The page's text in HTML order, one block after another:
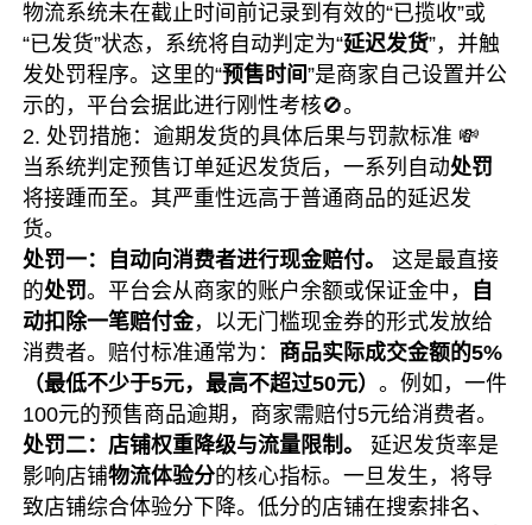
物流系统未在截止时间前记录到有效的“已揽收”或
“已发货”状态，系统将自动判定为“延迟发货”，并触
发处罚程序。这里的“预售时间”是商家自己设置并公
示的，平台会据此进行刚性考核🚫。
2. 处罚措施：逾期发货的具体后果与罚款标准 💸
当系统判定预售订单延迟发货后，一系列自动处罚
将接踵而至。其严重性远高于普通商品的延迟发
货。
处罚一：自动向消费者进行现金赔付。
这是最直接
的处罚。平台会从商家的账户余额或保证金中，
自
动扣除一笔赔付金，以无门槛现金券的形式发放给
消费者。赔付标准通常为： 商品实际成交金额的5%
（最低不少于5元，最高不超过50元）。例如，一件
100元的预售商品逾期，商家需赔付5元给消费者。
处罚二：店铺权重降级与流量限制。
延迟发货率是
影响店铺物流体验分的核心指标。一旦发生，将导
致店铺综合体验分下降。低分的店铺在搜索排名、